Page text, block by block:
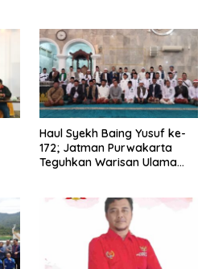
Haul Syekh Baing Yusuf ke-
172; Jatman Purwakarta
Teguhkan Warisan Ulama